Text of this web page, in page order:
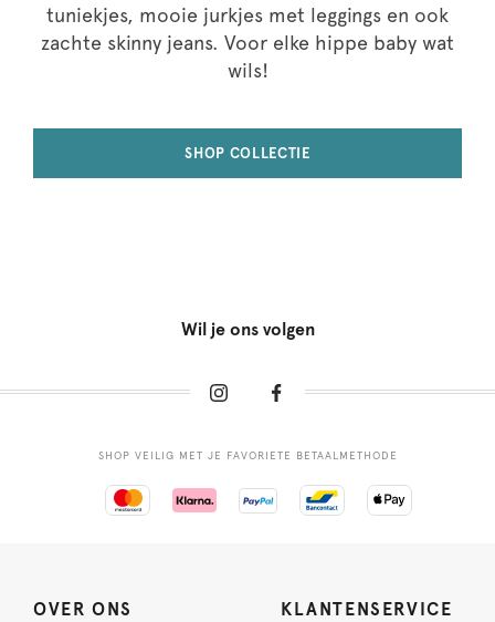
tuniekjes, mooie jurkjes met leggings en ook
zachte skinny jeans. Voor elke hippe baby wat
wils!
SHOP COLLECTIE
Wil je ons volgen
SHOP VEILIG MET JE FAVORIETE BETAALMETHODE
OVER ONS KLANTENSERVICE